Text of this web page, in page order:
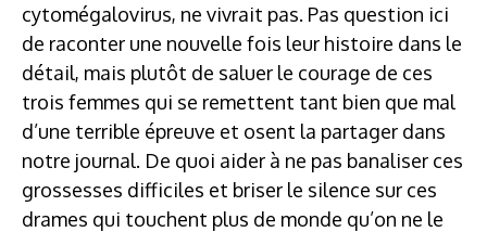
cytomégalovirus, ne vivrait pas. Pas question ici
de raconter une nouvelle fois leur histoire dans le
détail, mais plutôt de saluer le courage de ces
trois femmes qui se remettent tant bien que mal
d’une terrible épreuve et osent la partager dans
notre journal. De quoi aider à ne pas banaliser ces
grossesses difficiles et briser le silence sur ces
drames qui touchent plus de monde qu’on ne le